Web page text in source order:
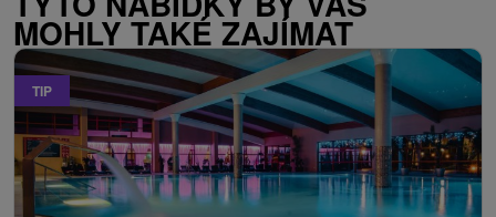
MOHLY TAKÉ ZAJÍMAT
TIP